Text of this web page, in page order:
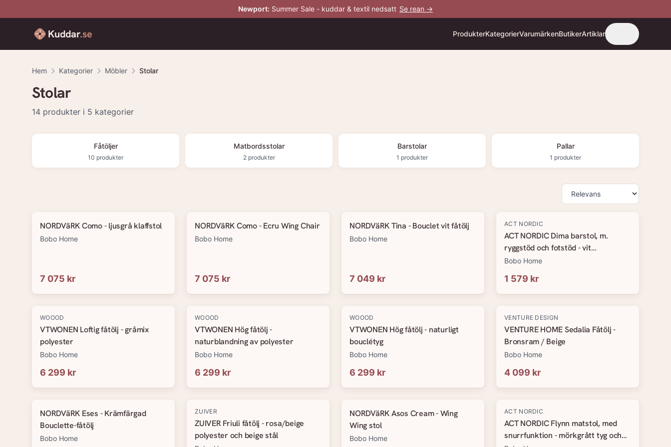
Newport: Summer Sale - kuddar & textil nedsatt Se rean →
Kuddar.se ProdukterKategorierVarumärkenButikerArtiklar
Hem Kategorier Möbler Stolar
Stolar
14 produkter i 5 kategorier
Fåtöljer
10 produkter
Matbordsstolar
2produkter
Barstolar
1 produkter
Pallar
1 produkter
NORDVäRK Como - ljusgrå klaffstol
Bobo Home
7 075 kr
NORDVäRK Como - Ecru Wing Chair
Bobo Home
7 075 kr
NORDVäRK Tina - Bouclet vit fåtölj
Bobo Home
7 049 kr
ACT NORDIC
ACT NORDIC Dima barstol, m.
ryggstöd och fotstöd - vit
PU/polypropen och naturgummiträ
Bobo Home
1 579 kr
WOOOD
VTWONEN Loftig fåtölj - gråmix
polyester
Bobo Home
6 299 kr
WOOOD
VTWONEN Hög fåtölj -
naturblandning av polyester
Bobo Home
6 299 kr
WOOOD
VTWONEN Hög fåtölj - naturligt
bouclétyg
Bobo Home
6 299 kr
VENTURE DESIGN
VENTURE HOME Sedalia Fåtölj -
Bronsram / Beige
Bobo Home
4 099 kr
NORDVäRK Eses - Krämfärgad
Bouclette-fåtölj
Bobo Home
ZUIVER
ZUIVER Friuli fåtölj - rosa/beige
polyester och beige stål
NORDVäRK Asos Cream - Wing
Wing stol
Bobo Home
ACT NORDIC
ACT NORDIC Flynn matstol, med
snurrfunktion - mörkgrått tyg och